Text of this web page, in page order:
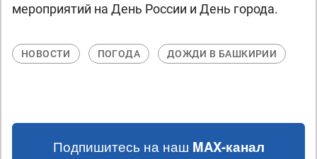
мероприятий на День России и День города.
НОВОСТИ ПОГОДА ДОЖДИ В БАШКИРИИ
Подпишитесь на наш MAX-канал